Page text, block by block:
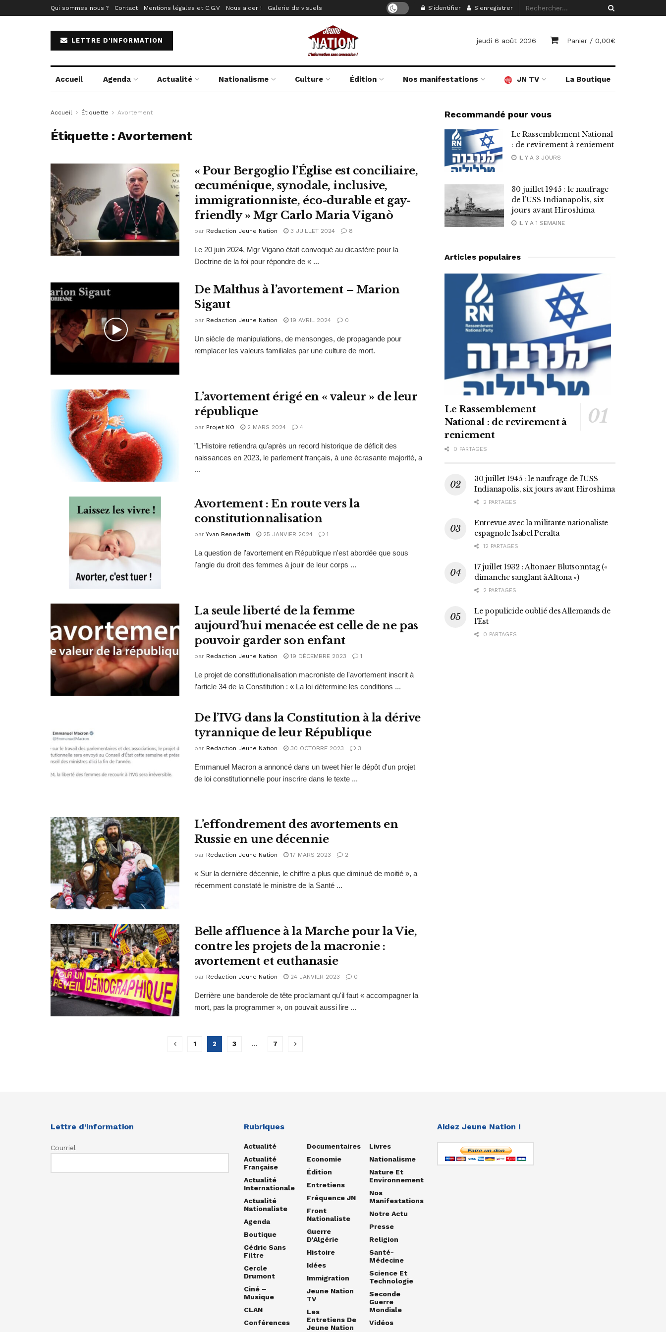
Qui sommes nous ? Contact Mentions légales et C.G.V Nous aider ! Galerie de visuels S'identifier S'enregistrer
LETTRE D'INFORMATION jeudi 6 août 2026 Panier / 0,00€
Accueil Agenda Actualité Nationalisme Culture Édition Nos manifestations JN TV La Boutique
Accueil Étiquette Avortement
Étiquette : Avortement
« Pour Bergoglio l’Église est conciliaire,
œcuménique, synodale, inclusive,
immigrationniste, éco-durable et gay-
friendly » Mgr Carlo Maria Viganò
par Redaction Jeune Nation 3 JUILLET 2024 8
Le 20 juin 2024, Mgr Vigano était convoqué au dicastère pour la
Doctrine de la foi pour répondre de « ...
De Malthus à l’avortement – Marion
Sigaut
par Redaction Jeune Nation 19 AVRIL 2024 0
Un siècle de manipulations, de mensonges, de propagande pour
remplacer les valeurs familiales par une culture de mort.
L’avortement érigé en « valeur » de leur
république
par Projet KO 2 MARS 2024 4
"L’Histoire retiendra qu’après un record historique de déficit des
naissances en 2023, le parlement français, à une écrasante majorité, a
...
Avortement : En route vers la
constitutionnalisation
par Yvan Benedetti 25 JANVIER 2024 1
La question de l'avortement en République n'est abordée que sous
l'angle du droit des femmes à jouir de leur corps ...
La seule liberté de la femme
aujourd’hui menacée est celle de ne pas
pouvoir garder son enfant
par Redaction Jeune Nation 19 DÉCEMBRE 2023 1
Le projet de constitutionalisation macroniste de l'avortement inscrit à
l’article 34 de la Constitution : « La loi détermine les conditions ...
De l’IVG dans la Constitution à la dérive
tyrannique de leur République
par Redaction Jeune Nation 30 OCTOBRE 2023 3
Emmanuel Macron a annoncé dans un tweet hier le dépôt d'un projet
de loi constitutionnelle pour inscrire dans le texte ...
L’effondrement des avortements en
Russie en une décennie
par Redaction Jeune Nation 17 MARS 2023 2
« Sur la dernière décennie, le chiffre a plus que diminué de moitié », a
récemment constaté le ministre de la Santé ...
Belle affluence à la Marche pour la Vie,
contre les projets de la macronie :
avortement et euthanasie
par Redaction Jeune Nation 24 JANVIER 2023 0
Derrière une banderole de tête proclamant qu'il faut « accompagner la
mort, pas la programmer », on pouvait aussi lire ...
1 2 3 … 7
Recommandé pour vous
Le Rassemblement National
: de revirement à reniement
IL Y A 3 JOURS
30 juillet 1945 : le naufrage
de l’USS Indianapolis, six
jours avant Hiroshima
IL Y A 1 SEMAINE
Articles populaires
Le Rassemblement
National : de revirement à
reniement
0 PARTAGES
30 juillet 1945 : le naufrage de l’USS
Indianapolis, six jours avant Hiroshima
2 PARTAGES
Entrevue avec la militante nationaliste
espagnole Isabel Peralta
12 PARTAGES
17 juillet 1932 : Altonaer Blutsonntag («
dimanche sanglant à Altona »)
2 PARTAGES
Le populicide oublié des Allemands de
l’Est
0 PARTAGES
Lettre d’information
Courriel
Rubriques
Actualité
Actualité
Française
Actualité
Internationale
Actualité
Nationaliste
Agenda
Boutique
Cédric Sans
Filtre
Cercle
Drumont
Ciné –
Musique
CLAN
Conférences
Documentaires
Economie
Édition
Entretiens
Fréquence JN
Front
Nationaliste
Guerre
D'Algérie
Histoire
Idées
Immigration
Jeune Nation
TV
Les
Entretiens De
Jeune Nation
Livres
Nationalisme
Nature Et
Environnement
Nos
Manifestations
Notre Actu
Presse
Religion
Santé-
Médecine
Science Et
Technologie
Seconde
Guerre
Mondiale
Vidéos
Aidez Jeune Nation !